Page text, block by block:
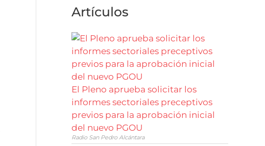
Artículos
El Pleno aprueba solicitar los
informes sectoriales preceptivos
previos para la aprobación inicial
del nuevo PGOU
Radio San Pedro Alcántara